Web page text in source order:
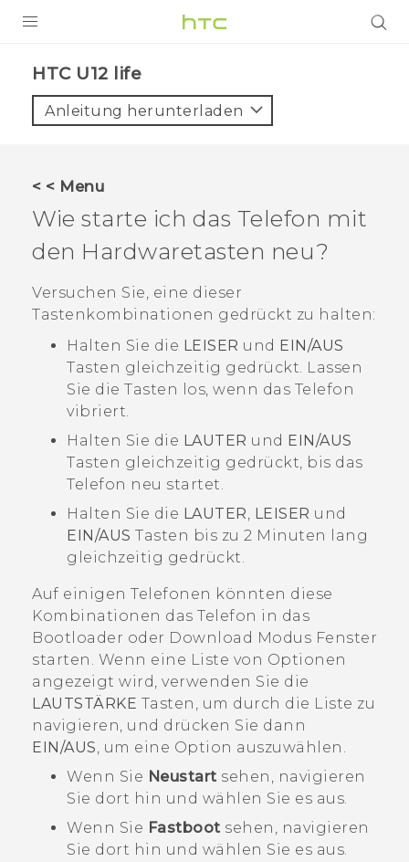
VIVE
VIVERSE
UNTERSTÜTZUNG
HTC-Geräte und Zubehör
HTC U12 life‎
Anleitung herunterladen
< < Menu
Wie starte ich das Telefon mit
den Hardwaretasten neu?
Versuchen Sie, eine dieser
Tastenkombinationen gedrückt zu halten:
Halten Sie die LEISER und EIN/AUS
Tasten gleichzeitig gedrückt. Lassen
Sie die Tasten los, wenn das Telefon
vibriert.
Halten Sie die LAUTER und EIN/AUS
Tasten gleichzeitig gedrückt, bis das
Telefon neu startet.
Halten Sie die LAUTER, LEISER und
EIN/AUS Tasten bis zu 2 Minuten lang
gleichzeitig gedrückt.
Auf einigen Telefonen könnten diese
Kombinationen das Telefon in das
Bootloader oder Download Modus Fenster
starten. Wenn eine Liste von Optionen
angezeigt wird, verwenden Sie die
LAUTSTÄRKE Tasten, um durch die Liste zu
navigieren, und drücken Sie dann
EIN/AUS, um eine Option auszuwählen.
Wenn Sie Neustart sehen, navigieren
Sie dort hin und wählen Sie es aus.
Wenn Sie Fastboot sehen, navigieren
Sie dort hin und wählen Sie es aus.